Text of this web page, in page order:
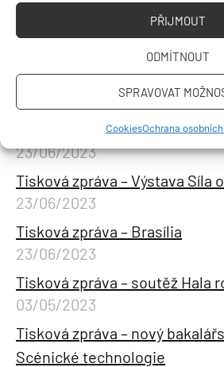
PŘIJMOUT
ODMÍTNOUT
SPRAVOVAT
CookiesOchrana
a přijímačky nanečisto
Tisková zpráva – první
Tisková zpráva – Motivační
23/06/2023
Tisková zpráva – Výstava Síla
23/06/2023
Tisková zpráva – Brasília
23/06/2023
Tisková zpráva – soutěž Hala
03/05/2023
Tisková zpráva – nový
Scénické technologie